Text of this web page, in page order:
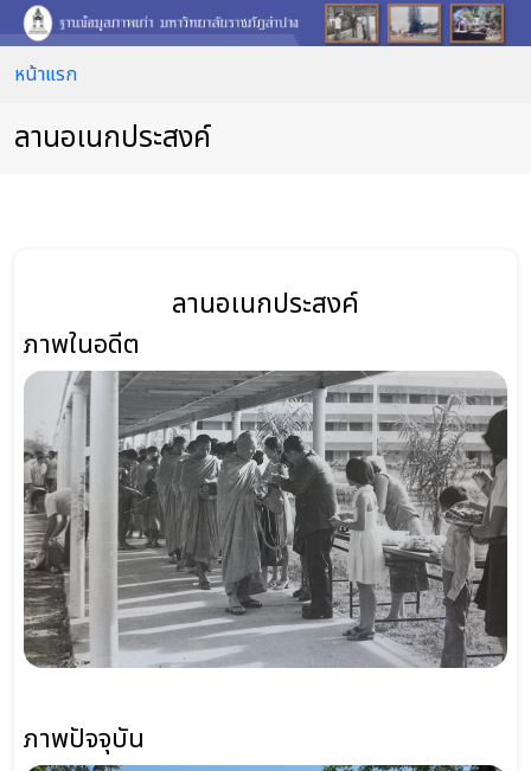
หน้าแรก
ลานอเนกประสงค์
ลานอเนกประสงค์
ภาพในอดีต
ภาพปัจจุบัน